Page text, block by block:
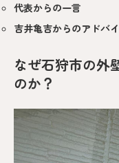
代表からの一言
吉井亀吉からのアドバ
なぜ石狩市の外
のか？